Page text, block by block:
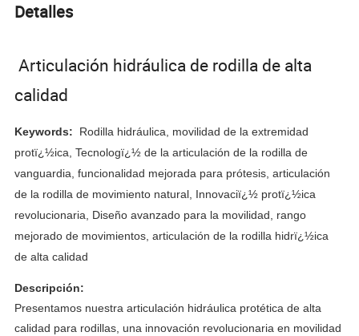
Detalles
Articulación hidráulica de rodilla de alta
calidad
Keywords:
Rodilla hidráulica, movilidad de la extremidad
protï¿½ica, Tecnologï¿½ de la articulación de la rodilla de
vanguardia, funcionalidad mejorada para prótesis, articulación
de la rodilla de movimiento natural, Innovaciï¿½ protï¿½ica
revolucionaria, Diseño avanzado para la movilidad, rango
mejorado de movimientos, articulación de la rodilla hidrï¿½ica
de alta calidad
Descripción:
Presentamos nuestra articulación hidráulica protética de alta
calidad para rodillas, una innovación revolucionaria en movilidad